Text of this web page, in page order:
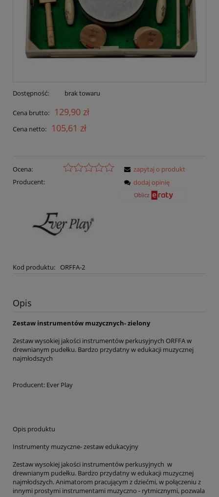
Dostępność: brak towaru
Cena brutto: 129,90 zł
Cena netto: 105,61 zł
Ocena:
Producent:
Kod produktu: ORFFA-2
zapytaj o produkt
dodaj opinię
Opis
Zestaw instrumentów muzycznych- zielony
Zestaw wysokiej jakości instrumentów perkusyjnych ORFFA w
drewnianym pudełku. Bardzo przydatny w edukacji muzycznej
najmłodszych
Producent: Ever Play
Opis produktu
Instrumenty muzyczne- zestaw edukacyjny
Zestaw wysokiej jakości instrumentów perkusyjnych w
drewnianym pudełku. Bardzo przydatny w edukacji muzycznej
najmłodszych. Animatorom pracującym z dziećmi, w połączeniu z
innymi prostymi instrumentami muzyczno - rytmicznymi, pozwala